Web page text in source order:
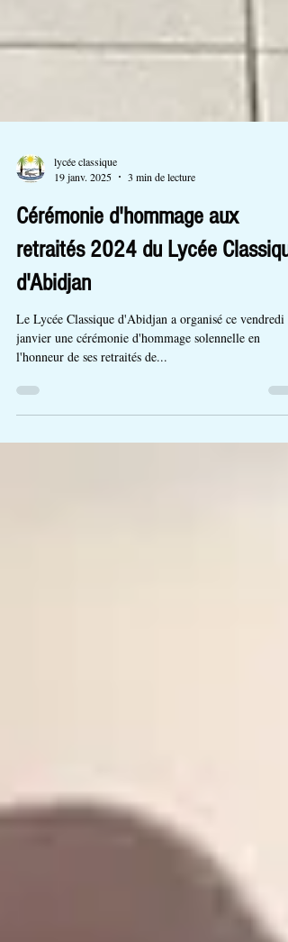
19 janv. 2025
3 min de lecture
Cérémonie d'hommage aux
retraités 2024 du Lycée Classique
d'Abidjan
Le Lycée Classique d'Abidjan a organisé ce vendredi
l'honneur de ses retraités de...